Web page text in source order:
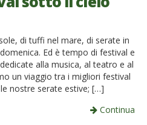
di tuffi nel mare, di serate in
Ed è tempo di festival e
alla musica, al teatro e al
un viaggio tra i migliori festival
nostre serate estive; […]
Continua